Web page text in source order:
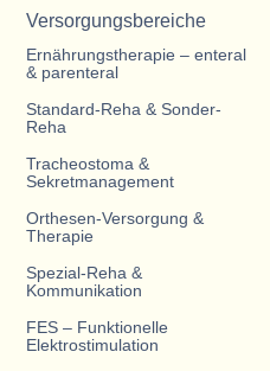
Versorgungsbereiche
Ernährungstherapie – enteral
& parenteral
Standard-Reha & Sonder-
Reha
Tracheostoma &
Sekretmanagement
Orthesen-Versorgung &
Therapie
Spezial-Reha &
Kommunikation
FES – Funktionelle
Elektrostimulation